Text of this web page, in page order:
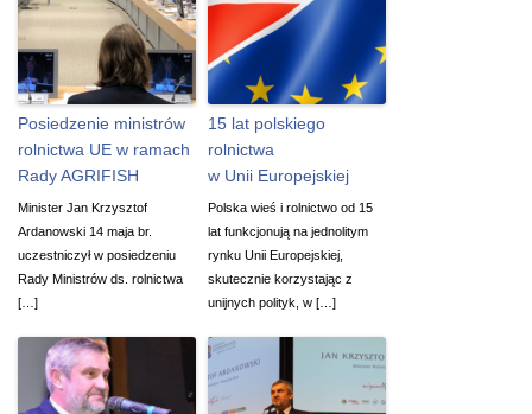
Posiedzenie ministrów
rolnictwa UE w ramach
Rady AGRIFISH
Minister Jan Krzysztof
Ardanowski 14 maja br.
uczestniczył w posiedzeniu
Rady Ministrów ds. rolnictwa
[…]
15 lat polskiego
rolnictwa
w Unii Europejskiej
Polska wieś i rolnictwo od 15
lat funkcjonują na jednolitym
rynku Unii Europejskiej,
skutecznie korzystając z
unijnych polityk, w […]